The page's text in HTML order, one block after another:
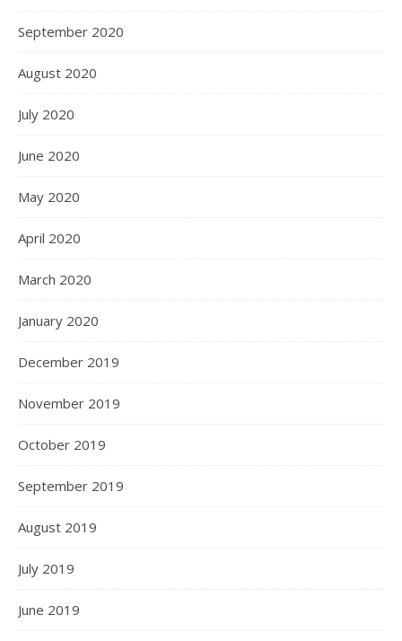
September 2020
August 2020
July 2020
June 2020
May 2020
April 2020
March 2020
January 2020
December 2019
November 2019
October 2019
September 2019
August 2019
July 2019
June 2019